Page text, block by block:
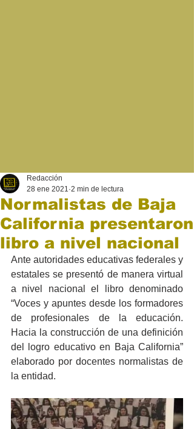
Normalistas de Baja
California presentaron
libro a nivel nacional
Redacción
28 ene 2021 2 min de lectura
Ante autoridades educativas federales y
estatales se presentó de manera virtual
a nivel nacional el libro denominado
“Voces y apuntes desde los formadores
de profesionales de la educación.
Hacia la construcción de una definición
del logro educativo en Baja California”
elaborado por docentes normalistas de
la entidad.